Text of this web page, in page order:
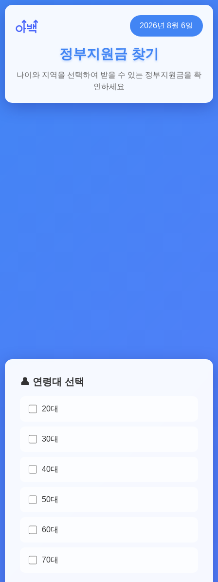
2026년 8월 6일
정부지원금 찾기
나이와 지역을 선택하여 받을 수 있는 정부지원금을 확
인하세요
👤 연령대 선택
20대
30대
40대
50대
60대
70대